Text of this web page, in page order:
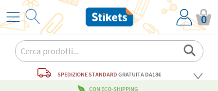
0
SPEDIZIONE STANDARD GRATUITADA18€
CON ECO-SHIPPING